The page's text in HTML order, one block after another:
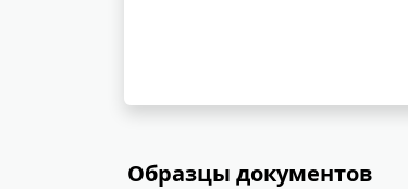
Образцы документов